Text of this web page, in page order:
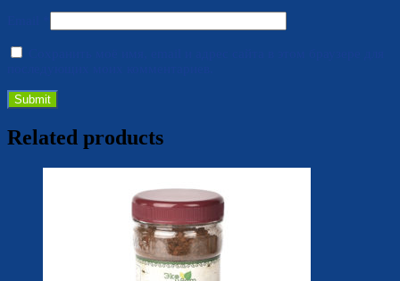
Related products